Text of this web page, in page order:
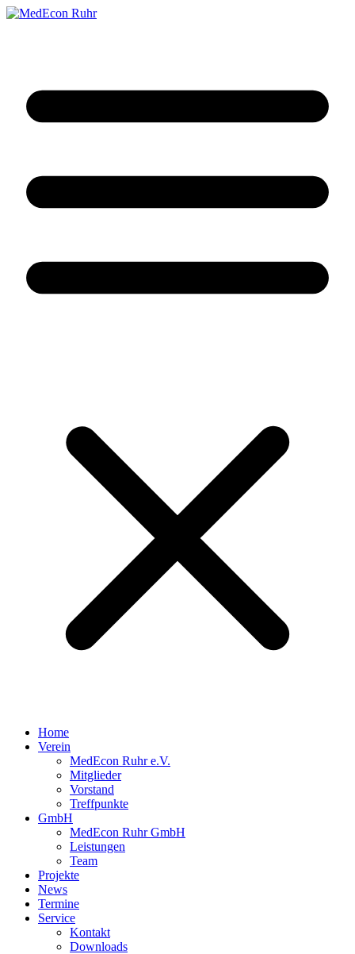
Home
Verein
MedEcon Ruhr e.V.
Mitglieder
Vorstand
Treffpunkte
GmbH
MedEcon Ruhr GmbH
Leistungen
Team
Projekte
News
Termine
Service
Kontakt
Downloads